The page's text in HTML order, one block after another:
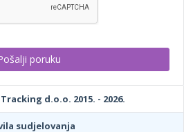
d.o.o. 2015. - 2026.
sudjelovanja